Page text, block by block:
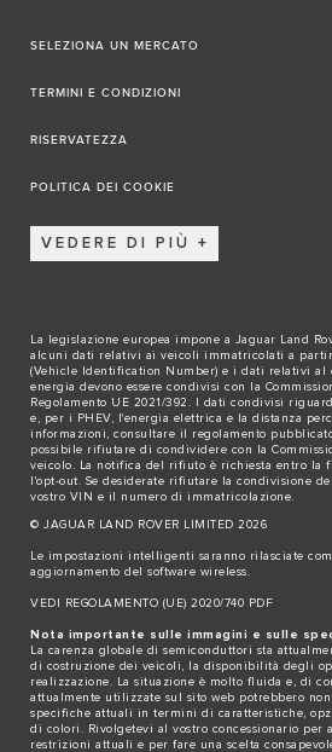
SELEZIONA UN MERCATO
TERMINI E CONDIZIONI
RISERVATEZZA
POLITICA DEI COOKIE
VEDERE DI PIÙ
La legislazione europea impone a Jaguar Land
alcuni dati relativi ai veicoli immatricolati a
(Vehicle Identification Number) e i dati relativi al
energia devono essere condivisi con la
Regolamento UE 2021/392. I dati condivisi
e, per i PHEV, l'energia elettrica e la distanza
informazioni, consultare il regolamento
possibile rifiutare di condividere con la
veicolo. La notifica del rifiuto è richiesta entro la
l'opt-out. Se desiderate rifiutare la condivisione
vostro VIN e il numero di immatricolazione.
© JAGUAR LAND ROVER LIMITED 2026
Le impostazioni intelligenti saranno rilasciate
aggiornamento del software wireless.
VEDI REGOLAMENTO (UE) 2020/740 PDF
Nota importante sulle immagini e sulle
La carenza globale di semiconduttori sta
di costruzione dei veicoli, la disponibilità degli
realizzazione. La situazione è molto fluida e, di
attualmente utilizzate sul sito web potrebbero
specifiche attuali in termini di caratteristiche,
di colori. Rivolgetevi al vostro concessionario per
restrizioni attuali e per fare una scelta